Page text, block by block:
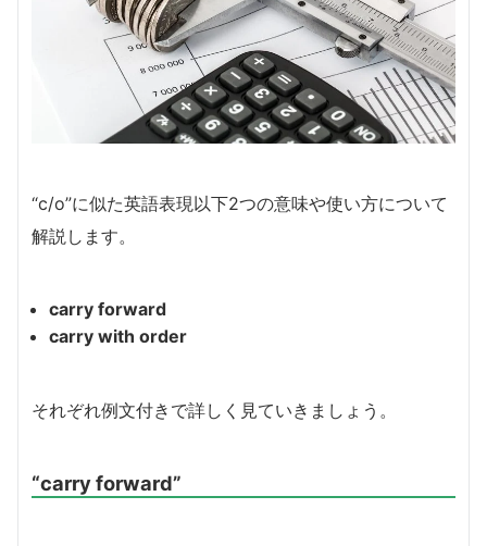
“c/o”に似た英語表現以下2つの意味や使い方について
解説します。
carry forward
carry with order
それぞれ例文付きで詳しく見ていきましょう。
“carry forward”